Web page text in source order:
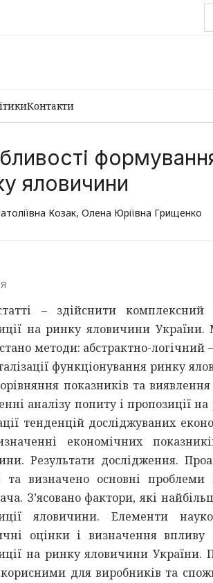
Контакти
яловичини
Козак, Олена Юріївна Грищенко
– здійснити комплексний
на ринку яловичини
методи: абстрактно-
функціонування ринку
показників та
аналізу попиту і пропозиції
тенденцій досліджуваних
економічних
Результати дослідження.
та визначено основні
З’ясовано фактори, які
яловичини. Елементи
оцінки і визначення
на ринку яловичини України.
для виробників та